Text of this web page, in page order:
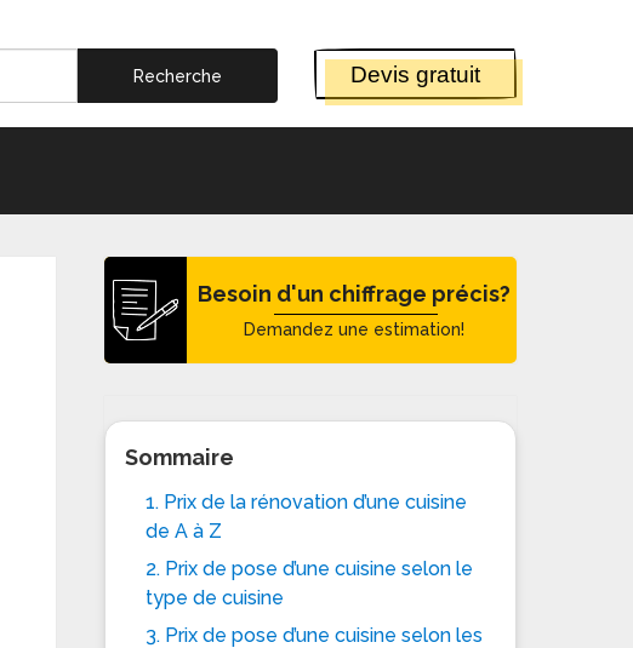
Devis gratuit
Besoin d'un chiffrage précis?
Demandez une estimation!
Sommaire
1. Prix de la rénovation d’une cuisine
de A à Z
2. Prix de pose d’une cuisine selon le
type de cuisine
3. Prix de pose d’une cuisine selon les